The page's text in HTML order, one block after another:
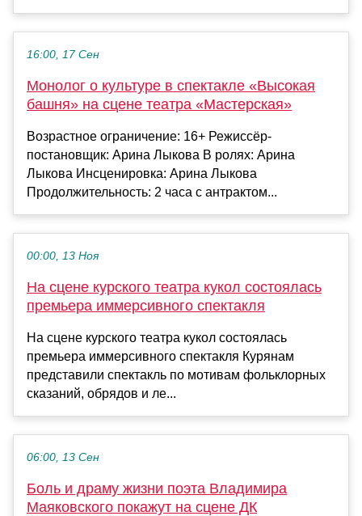
16:00, 17 Сен
Монолог о культуре в спектакле «Высокая
башня» на сцене театра «Мастерская»
Возрастное ограничение: 16+ Режиссёр-
постановщик: Арина Лыкова В ролях: Арина
Лыкова Инсценировка: Арина Лыкова
Продолжительность: 2 часа с антрактом...
00:00, 13 Ноя
На сцене курского театра кукол состоялась
премьера иммерсивного спектакля
На сцене курского театра кукол состоялась
премьера иммерсивного спектакля Курянам
представили спектакль по мотивам фольклорных
сказаний, обрядов и ле...
06:00, 13 Сен
Боль и драму жизни поэта Владимира
Маяковского покажут на сцене ДК